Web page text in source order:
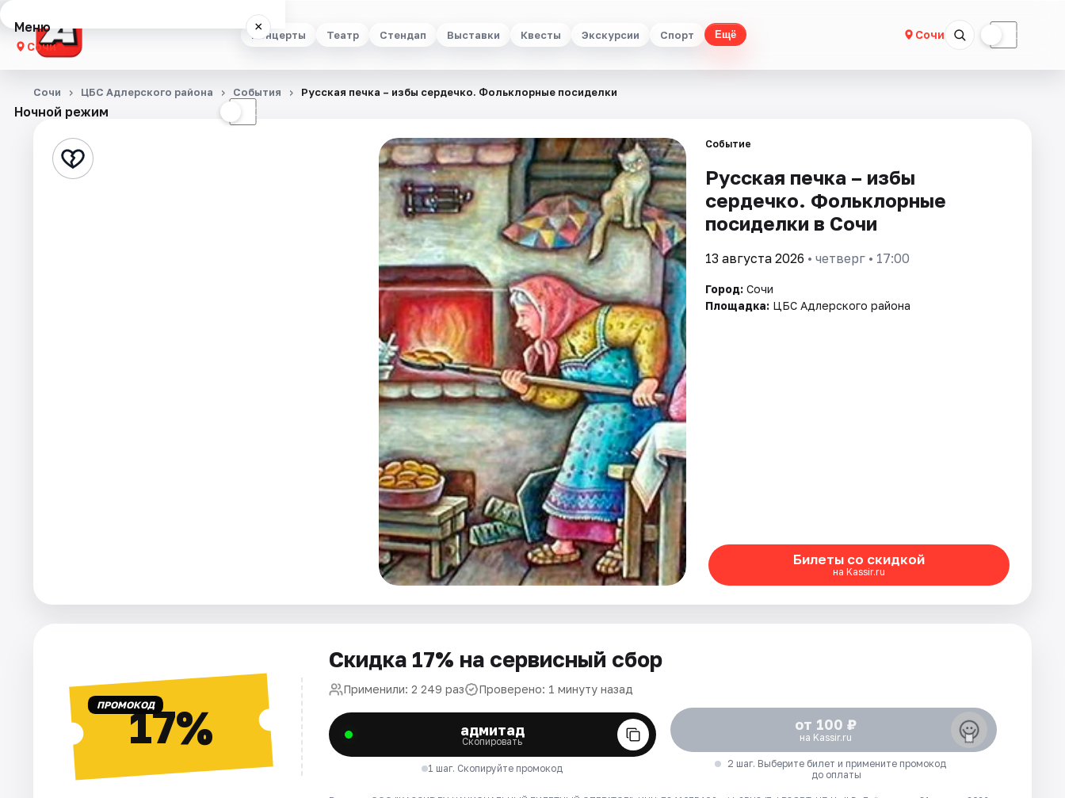
Концерты Театр Стендап Выставки Квесты Экскурсии Спорт Ещё Сочи ☾
Меню ×
Сочи
Концерты
Стендап
Ночной режим ☾
Сочи ЦБС Адлерского района События Русская печка – избы сердечко. Фольклорные посиделки
Событие
Русская печка – избы
сердечко. Фольклорные
посиделки в Сочи
13 августа 2026 • четверг • 17:00
Город: Сочи
Площадка: ЦБС Адлерского района
Билеты со скидкой
на Kassir.ru
ПРОМОКОД17%
Скидка 17% на сервисный сбор
Применили: 2 249 раз Проверено: 1 минуту назад
адмитад
Скопировать
1 шаг. Скопируйте промокод
от 100 ₽
на Kassir.ru
2 шаг. Выберите билет и примените промокод
до оплаты